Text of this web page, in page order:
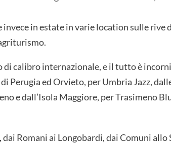
invece in estate in varie location sulle rive
di calibro internazionale, e il tutto è
Perugia ed Orvieto, per Umbria Jazz,
e dall’Isola Maggiore, per Trasimeno
Romani ai Longobardi, dai Comuni